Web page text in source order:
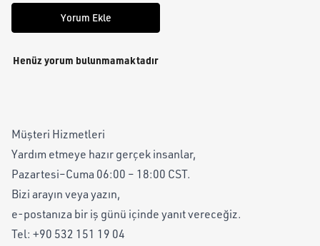
Yorum Ekle
Henüz yorum bulunmamaktadır
Müşteri Hizmetleri
Yardım etmeye hazır gerçek insanlar,
Pazartesi–Cuma 06:00 – 18:00 CST.
Bizi arayın veya yazın,
e-postanıza bir iş günü içinde yanıt vereceğiz.
Tel: +90 532 151 19 04